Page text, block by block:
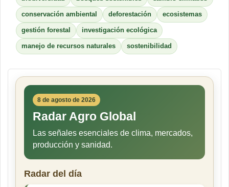
conservación ambiental deforestación ecosistemas
gestión forestal investigación ecológica
manejo de recursos naturales sostenibilidad
8 de agosto de 2026
Radar Agro Global
Las señales esenciales de clima, mercados,
producción y sanidad.
Radar del día